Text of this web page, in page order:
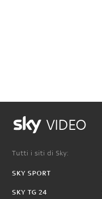
VIDEO
Tutti i siti di Sky:
SKY SPORT
SKY TG 24